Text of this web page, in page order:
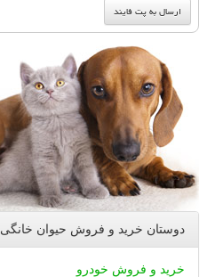
دوستان خرید و فروش حیوان خانگی
خرید و فروش خودرو